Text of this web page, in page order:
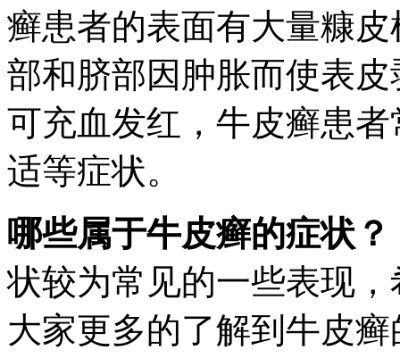
癣患者的表面有大量糠
部和脐部因肿胀而使表
可充血发红，牛皮癣患
适等症状。
哪些属于牛皮癣的症状？
状较为常见的一些表现
大家更多的了解到牛皮